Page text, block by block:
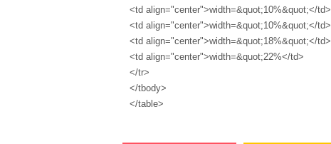
<td align="center">width=&quot;10%&quot;</td>
<td align="center">width=&quot;10%&quot;</td>
<td align="center">width=&quot;18%&quot;</td>
<td align="center">width=&quot;22%</td>
</tr>
</tbody>
</table>